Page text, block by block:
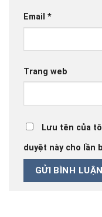
Email *
Trang web
Lưu tên của
duyệt này cho lần